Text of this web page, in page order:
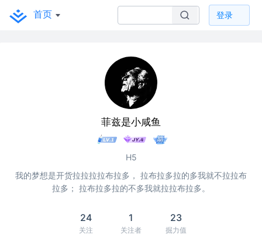
首页 登录
菲兹是小咸鱼
H5
我的梦想是开货拉拉拉拉布拉多， 拉布拉多拉的多我就不拉拉布
拉多； 拉布拉多拉的不多我就拉拉布拉多。
24
关注
1
关注者
23
掘力值